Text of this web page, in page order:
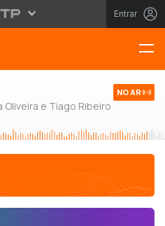
Entrar
Oliveira e Tiago Ribeiro
NO AR